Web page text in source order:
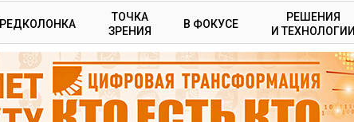
РЕДКОЛОНКА
ТОЧКА
ЗРЕНИЯ
В ФОКУСЕ
РЕШЕНИЯ
И ТЕХНОЛОГИИ